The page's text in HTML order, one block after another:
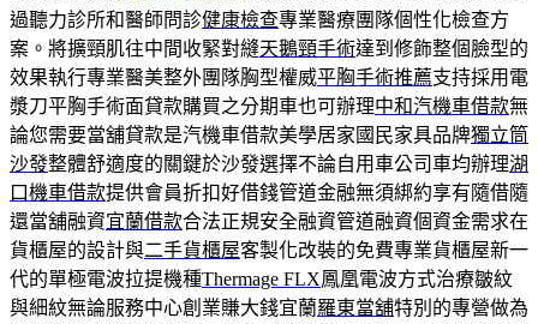
過聽力診所和醫師問診健康檢查專業醫療團隊個性化檢查方
案。將擴頸肌往中間收緊對縫天鵝頸手術達到修飾整個臉型的
效果執行專業醫美整外團隊胸型權威平胸手術推薦支持採用電
漿刀平胸手術面貸款購買之分期車也可辦理中和汽機車借款無
論您需要當舖貸款是汽機車借款美學居家國民家具品牌獨立筒
沙發整體舒適度的關鍵於沙發選擇不論自用車公司車均辦理湖
口機車借款提供會員折扣好借錢管道金融無須綁約享有隨借隨
還當舖融資宜蘭借款合法正規安全融資管道融資個資金需求在
貨櫃屋的設計與二手貨櫃屋客製化改裝的免費專業貨櫃屋新一
代的單極電波拉提機種Thermage FLX鳳凰電波方式治療皺紋
與細紋無論服務中心創業賺大錢宜蘭羅東當舖特別的專營做為